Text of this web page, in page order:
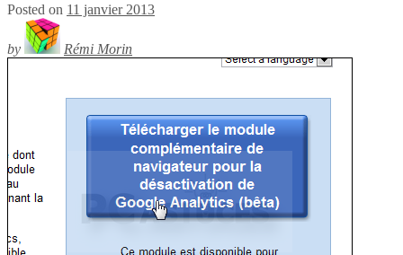
Posted on 11 janvier 2013
by Rémi Morin